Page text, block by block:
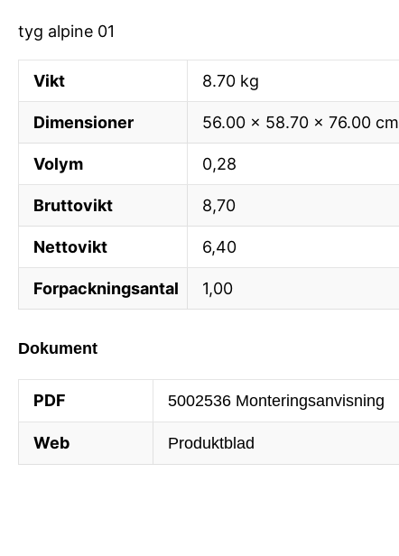
tyg alpine 01
Vikt 8.70 kg
Dimensioner 56.00 × 58.70 × 76.00 cm
Volym 0,28
Bruttovikt 8,70
Nettovikt 6,40
Forpackningsantal 1,00
Dokument
PDF 5002536 Monteringsanvisning
Web Produktblad